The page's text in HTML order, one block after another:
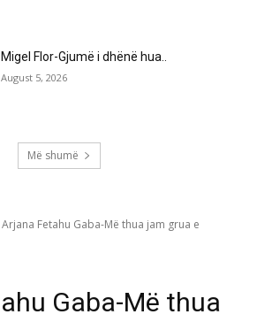
Migel Flor-Gjumë i dhënë hua..
August 5, 2026
Më shumë